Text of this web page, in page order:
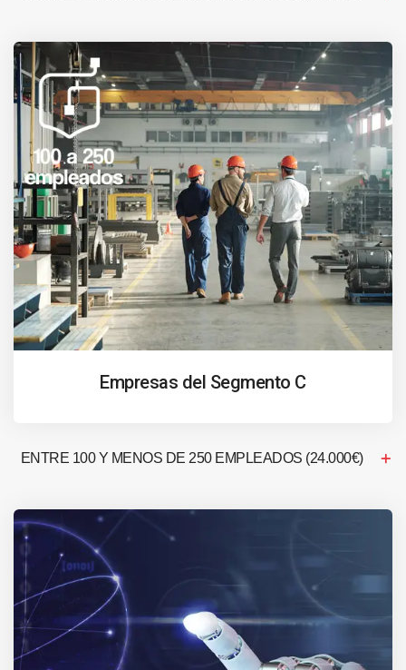
Empresas del Segmento C
ENTRE 100 Y MENOS DE 250 EMPLEADOS (24.000€)